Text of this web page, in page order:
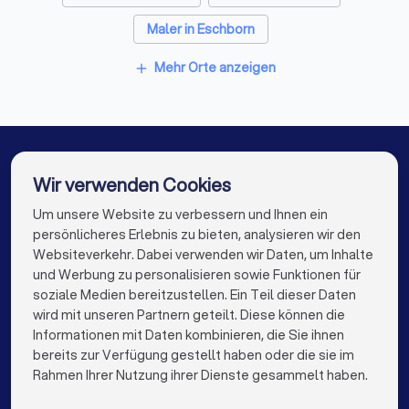
Maler in Eschborn
Maler in Königstein im Taunus Mammolshain
Maler in Köln
Maler in Frankfurt am Main
Maler in Stuttgart
Maler in Düsseldorf
Maler in Dortmund
Maler in Essen
Maler in Bremen
Maler in Nürnberg
Maler in Dresden
Maler in Hannover
Maler in Leipzig
Maler in Duisburg
add Mehr Orte anzeigen
Die besten Maler für Sie
info@trustlocal.de
FÜR PRIVATPERSONEN
Wir verwenden Cookies
Um unsere Website zu verbessern und Ihnen ein
persönlicheres Erlebnis zu bieten, analysieren wir den
Websiteverkehr. Dabei verwenden wir Daten, um Inhalte
und Werbung zu personalisieren sowie Funktionen für
soziale Medien bereitzustellen. Ein Teil dieser Daten
wird mit unseren Partnern geteilt. Diese können die
Informationen mit Daten kombinieren, die Sie ihnen
bereits zur Verfügung gestellt haben oder die sie im
Rahmen Ihrer Nutzung ihrer Dienste gesammelt haben.